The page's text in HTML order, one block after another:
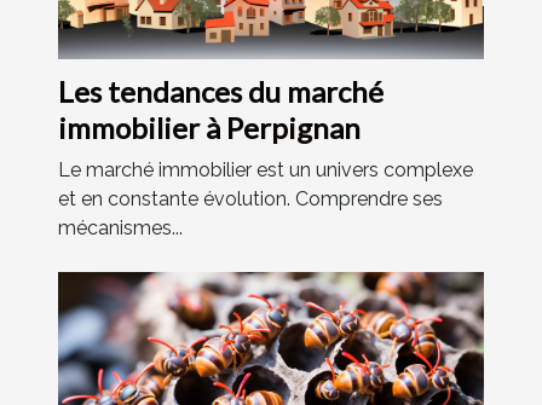
Les tendances du marché
immobilier à Perpignan
Le marché immobilier est un univers complexe
et en constante évolution. Comprendre ses
mécanismes...